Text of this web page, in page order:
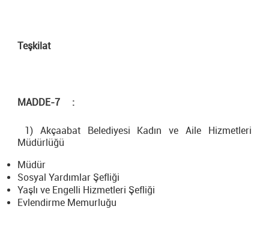
Teşkilat
MADDE-7 :
1) Akçaabat Belediyesi Kadın ve Aile Hizmetleri
Müdürlüğü
Müdür
Sosyal Yardımlar Şefliği
Yaşlı ve Engelli Hizmetleri Şefliği
Evlendirme Memurluğu